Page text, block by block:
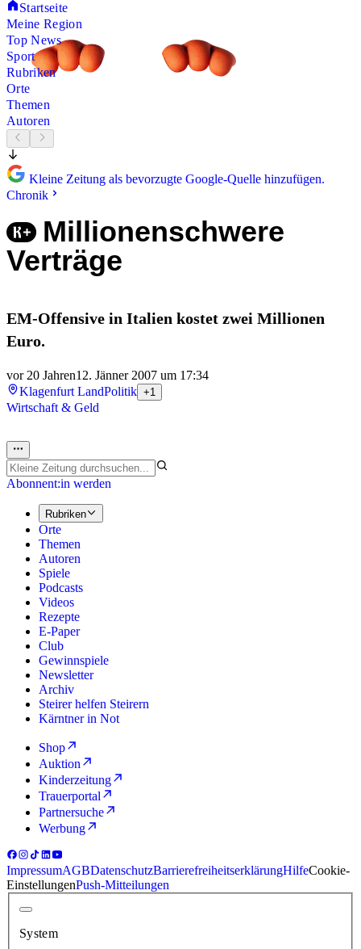
Startseite
Meine Region
Top News
Sport
Rubriken
Orte
Themen
Autoren
Kleine Zeitung als bevorzugte Google-Quelle hinzufügen.
Chronik
Millionenschwere
Verträge
EM-Offensive in Italien kostet zwei Millionen
Euro.
vor 20 Jahren12. Jänner 2007 um 17:34
Klagenfurt LandPolitik +1
Wirtschaft & Geld
Abonnent:in werden
Rubriken
Orte
Themen
Autoren
Spiele
Podcasts
Videos
Rezepte
E-Paper
Club
Gewinnspiele
Newsletter
Archiv
Steirer helfen Steirern
Kärntner in Not
Shop
Auktion
Kinderzeitung
Trauerportal
Partnersuche
Werbung
ImpressumAGBDatenschutzBarrierefreiheitserklärungHilfeCookie-
EinstellungenPush-Mitteilungen
System